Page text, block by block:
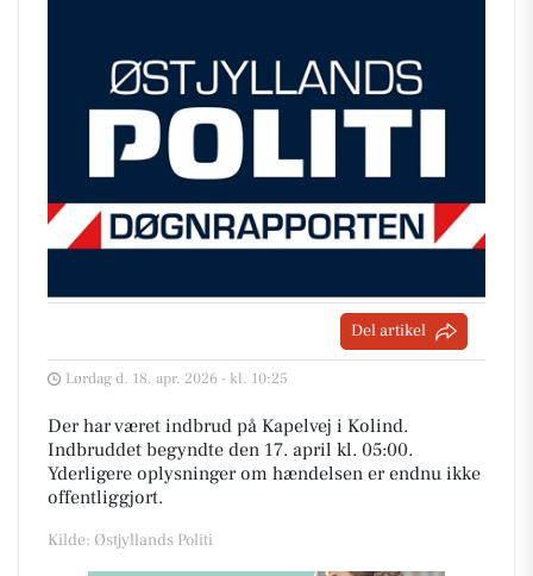
Del artikel
Lørdag d. 18. apr. 2026 - kl. 10:25
Der har været indbrud på Kapelvej i Kolind.
Indbruddet begyndte den 17. april kl. 05:00.
Yderligere oplysninger om hændelsen er endnu ikke
offentliggjort.
Kilde: Østjyllands Politi